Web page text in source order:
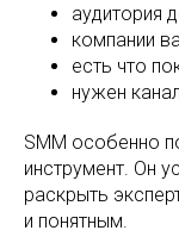
аудитория
компании
есть что
нужен
SMM особенно
инструмент. Он
раскрыть
и понятным.